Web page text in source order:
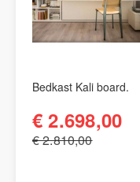
Bedkast Kali board.
€ 2.698,00
€ 2.810,00